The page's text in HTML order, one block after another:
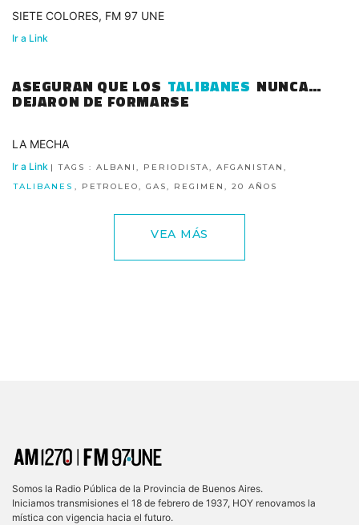
SIETE COLORES, FM 97 UNE
Ir a Link
ASEGURAN QUE LOS TALIBANES NUNCA
DEJARON DE FORMARSE
LA MECHA
Ir a Link | TAGS : ALBANI, PERIODISTA, AFGANISTAN,
TALIBANES , PETROLEO, GAS, REGIMEN, 20 AÑOS
VEA MÁS
Somos la Radio Pública de la Provincia de Buenos Aires.
Iniciamos transmisiones el 18 de febrero de 1937, HOY renovamos la
mística con vigencia hacia el futuro.